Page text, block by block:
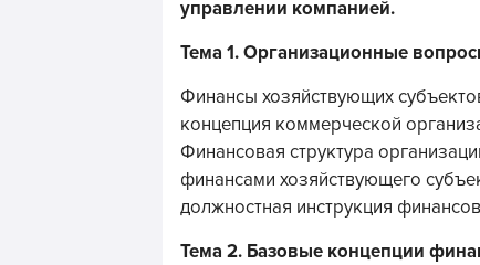
управлении компанией.
Тема 1. Организационные
Финансы хозяйствующих
концепция коммерческой
Финансовая структура
финансами хозяйствующего
должностная инструкция
Тема 2. Базовые концепции